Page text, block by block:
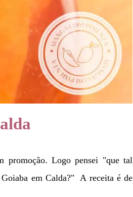
promoção. Logo pensei "que tal
Goiaba em Calda?" A receita é de